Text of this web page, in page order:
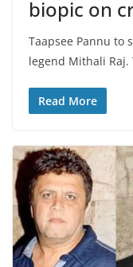
biopic on
Taapsee Pannu to
legend Mithali Raj.
Read More